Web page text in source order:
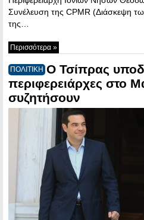
Συνέλευση της CPMR (Διάσκεψη
της…
Περισσότερα »
ΠΟΛΙΤΙΚΗ Ο Τσίπρας
περιφερειάρχες στο
συζητήσουν